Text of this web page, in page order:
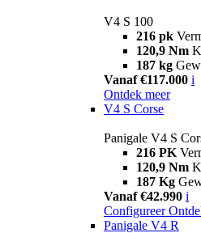
V4 S 100
216 pk
120,9 Nm
187 kg
Vanaf €117.000 i
Ontdek meer
V4 S Corse
Panigale V4 S
216 PK
120,9 Nm
187 Kg
Vanaf €42.990 i
Configureer
Panigale V4 R